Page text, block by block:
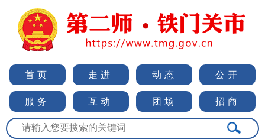
首页 走进 动态 公开
服务 互动 团场 招商